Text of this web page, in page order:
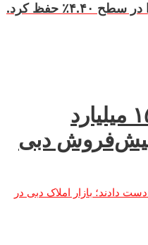
حفظ کرد.
داماک با فروش ۱۵.۶ میلیارد
دبی